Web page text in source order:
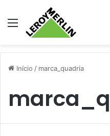
Menu
Início / marca_quadria